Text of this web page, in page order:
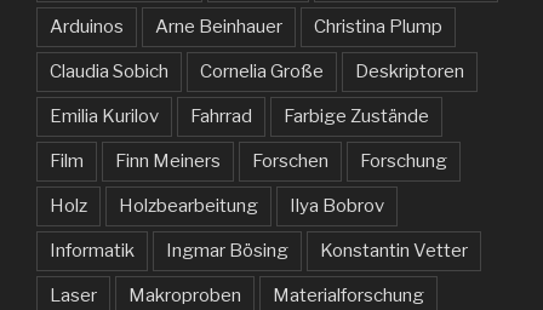
Arduinos Arne Beinhauer Christina Plump
Claudia Sobich Cornelia Große Deskriptoren
Emilia Kurilov Fahrrad Farbige Zustände
Film Finn Meiners Forschen Forschung
Holz Holzbearbeitung Ilya Bobrov
Informatik Ingmar Bösing Konstantin Vetter
Laser Makroproben Materialforschung